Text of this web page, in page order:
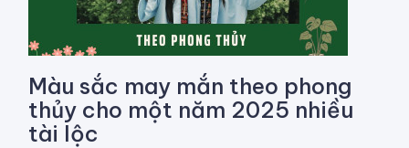
Màu sắc may mắn theo phong
thủy cho một năm 2025 nhiều
tài lộc